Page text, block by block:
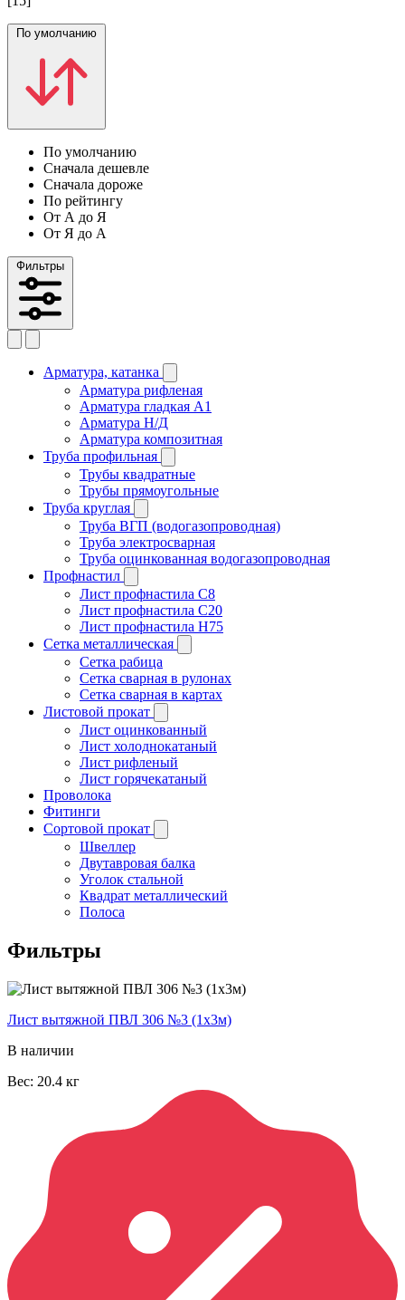
По умолчанию
По умолчанию
Сначала дешевле
Сначала дороже
По рейтингу
От А до Я
От Я до А
Фильтры
Арматура, катанка
Арматура рифленая
Арматура гладкая A1
Арматура Н/Д
Арматура композитная
Труба профильная
Трубы квадратные
Трубы прямоугольные
Труба круглая
Труба ВГП (водогазопроводная)
Труба электросварная
Труба оцинкованная водогазопроводная
Профнастил
Лист профнастила С8
Лист профнастила С20
Лист профнастила Н75
Сетка металлическая
Сетка рабица
Сетка сварная в рулонах
Сетка сварная в картах
Листовой прокат
Лист оцинкованный
Лист холоднокатаный
Лист рифленый
Лист горячекатаный
Проволока
Фитинги
Сортовой прокат
Швеллер
Двутавровая балка
Уголок стальной
Квадрат металлический
Полоса
Фильтры
Лист вытяжной ПВЛ 306 №3 (1х3м)
В наличии
Вес: 20.4 кг